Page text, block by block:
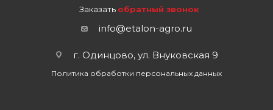
Заказать обратный звонок
info@etalon-agro.ru
г. Одинцово, ул. Внуковская 9
Политика обработки персональных данных